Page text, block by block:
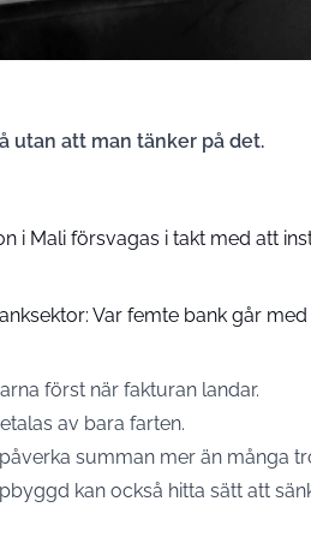
utan att man tänker på det.
i Mali försvagas i takt med att
Var femte bank går
först när fakturan landar.
av bara farten.
summan mer än många
kan också hitta sätt att